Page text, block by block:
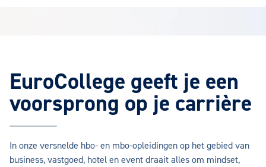
EuroCollege geeft je een
voorsprong op je carrière
In onze versnelde hbo- en mbo-opleidingen op het gebied van
business, vastgoed, hotel en event draait alles om mindset,